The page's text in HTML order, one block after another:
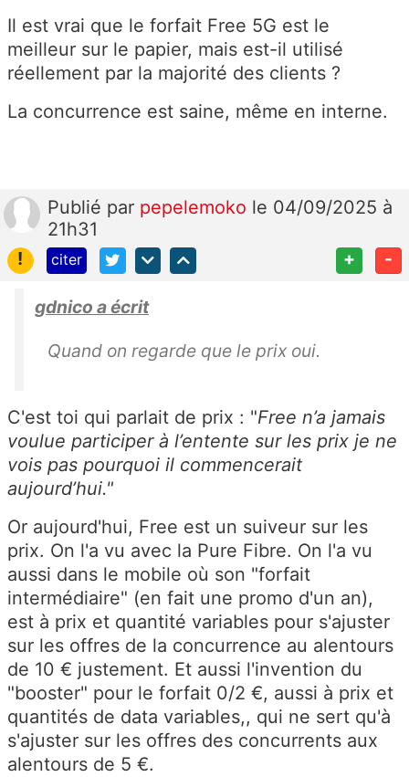
Il est vrai que le forfait Free 5G est le
meilleur sur le papier, mais est-il utilisé
réellement par la majorité des clients ?
La concurrence est saine, même en interne.
Publié par pepelemoko le 04/09/2025 à
21h31
!
citer + -
gdnico a écrit
Quand on regarde que le prix oui.
C'est toi qui parlait de prix : "Free n’a jamais
voulue participer à l’entente sur les prix je ne
vois pas pourquoi il commencerait
aujourd’hui."
Or aujourd'hui, Free est un suiveur sur les
prix. On l'a vu avec la Pure Fibre. On l'a vu
aussi dans le mobile où son "forfait
intermédiaire" (en fait une promo d'un an),
est à prix et quantité variables pour s'ajuster
sur les offres de la concurrence au alentours
de 10 € justement. Et aussi l'invention du
"booster" pour le forfait 0/2 €, aussi à prix et
quantités de data variables,, qui ne sert qu'à
s'ajuster sur les offres des concurrents aux
alentours de 5 €.